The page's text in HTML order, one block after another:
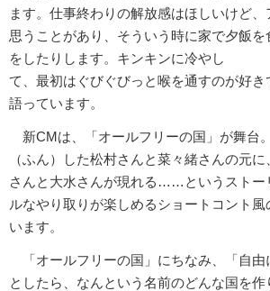
ます。仕事終わりの解放感はほしいけど
思うことがあり、そういう時に家で夕飯
をしたりします。キンキンに冷やし
て、最初はぐびぐびっと喉を通すのが好
語っています。
新CMは、「オールフリーの国」が舞台
（ふん）した松村さんと菜々緒さんの元
さんと大水さんが現れる……というストー
ルなやり取りが楽しめるショートコント
います。
「オールフリーの国」にちなみ、「自由
としたら、なんという名前のどんな国を作